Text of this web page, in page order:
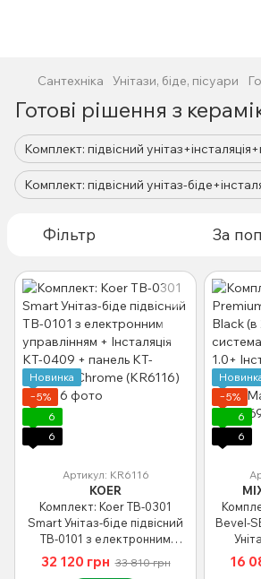
Сантехніка Унітази, біде, пісуари
Готові рішення з
Комплект: підвісний
Комплект: підвісний унітаз-
Фільтр За
Новинка
−5%
6
6
Артикул: KR6116
KOER
Комплект: Koer TB-0301
Smart Унітаз-біде підвісний
TB-0101 з електронним
управлінням + Інсталяція KT-
0409 + панель KT-0609-01
32 120 грн 33 810 грн
−5%
6
6
Bevel-
KT-
16